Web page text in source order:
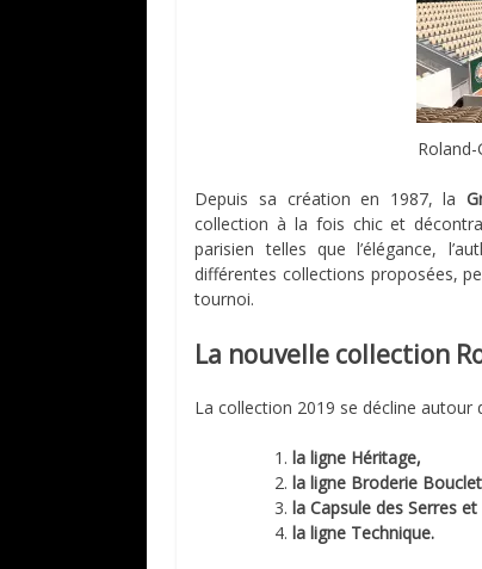
Depuis sa création en 1987, la
collection à la fois chic et
parisien telles que l’élégance,
différentes collections proposées,
tournoi.
La nouvelle collection
La collection 2019 se décline autour
la ligne Héritage,
la ligne Broderie
la Capsule des Serres et
la ligne Technique.